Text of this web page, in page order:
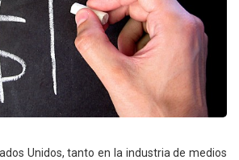
Unidos, tanto en la industria de medios